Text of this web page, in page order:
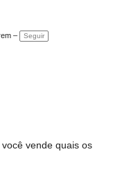
– Seguir
vende quais os